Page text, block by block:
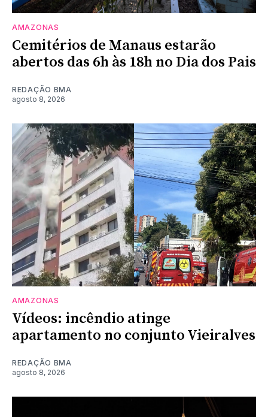
AMAZONAS
Cemitérios de Manaus estarão
abertos das 6h às 18h no Dia dos Pais
REDAÇÃO BMA
agosto 8, 2026
AMAZONAS
Vídeos: incêndio atinge
apartamento no conjunto Vieiralves
REDAÇÃO BMA
agosto 8, 2026